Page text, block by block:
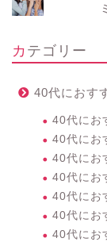
カテゴリー
40代におす
40代にお
40代にお
40代にお
40代にお
40代にお
40代にお
40代にお